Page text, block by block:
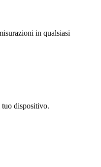
in qualsiasi
tuo dispositivo.